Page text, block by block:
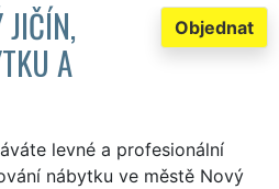
Objednat
JIČÍN,
A
levné a profesionální
nábytku ve městě Nový